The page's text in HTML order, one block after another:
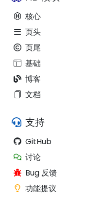
核心
页头
页尾
基础
博客
文档
支持
GitHub
讨论
Bug 反馈
功能提议